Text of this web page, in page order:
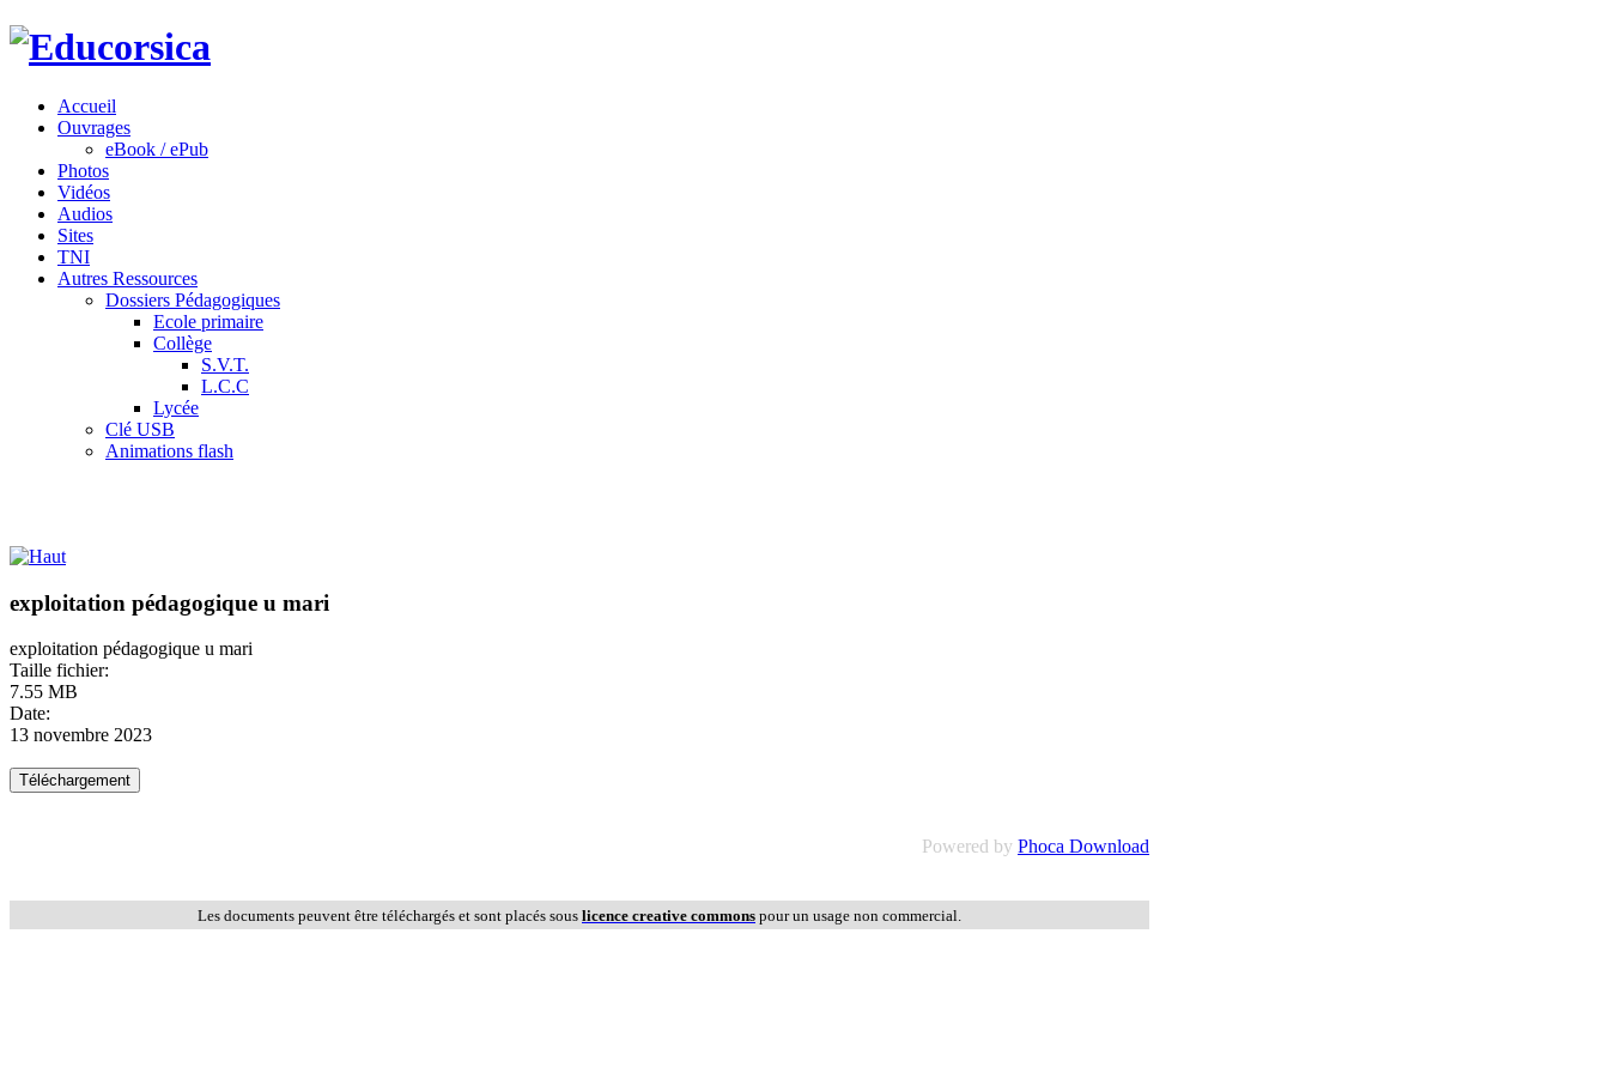
Accueil
Ouvrages
eBook / ePub
Photos
Vidéos
Audios
Sites
TNI
Autres Ressources
Dossiers Pédagogiques
Ecole primaire
Collège
S.V.T.
L.C.C
Lycée
Clé USB
Animations flash
exploitation pédagogique u mari
exploitation pédagogique u mari
Taille fichier:
7.55 MB
Date:
13 novembre 2023
Powered by Phoca Download
Les documents peuvent être téléchargés et sont placés sous licence creative commons pour un usage non commercial.